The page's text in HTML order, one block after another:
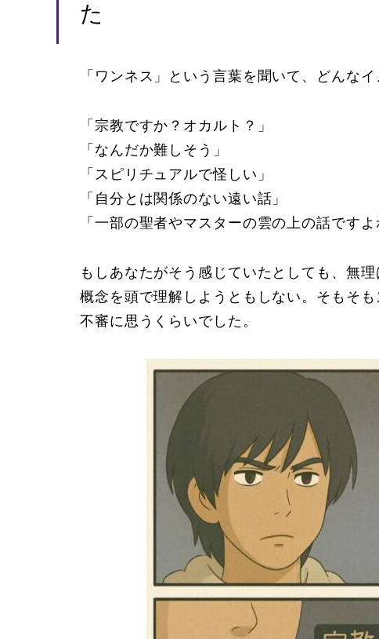
た
「ワンネス」 という言葉を聞いて、どんな
「宗教ですか？オカルト？」
「なんだか難しそう」
「スピリチュアルで怪しい」
「自分とは関係のない遠い話」
「一部の聖者やマスターの雲の上の話ですよ
もしあなたがそう感じていたとしても、無
概念を頭で理解しようともしない。そもそ
不審に思うくらいでした。